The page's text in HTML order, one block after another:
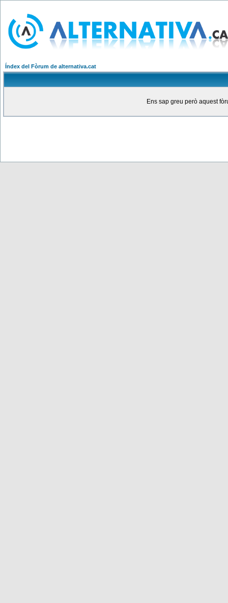
Índex del Fòrum de alternativa.cat
Ens sap greu però aquest